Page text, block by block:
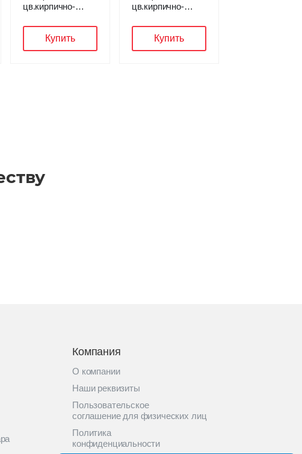
цв.кирпично-
91х152см
Купить
цв.кирпично-
91х152
Купить
Компания
О компании
Наши реквизиты
Пользовательское
соглашение для физических лиц
Политика
конфиденциальности